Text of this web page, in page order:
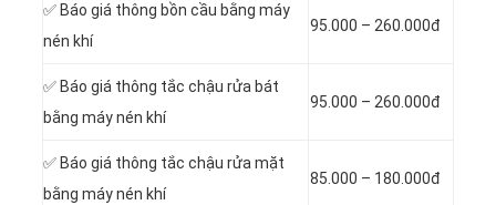
✅ Báo giá thông bồn cầu bằng máy
nén khí
95.000 – 260.000đ
✅ Báo giá thông tắc chậu rửa bát
bằng máy nén khí
95.000 – 260.000đ
✅ Báo giá thông tắc chậu rửa mặt
bằng máy nén khí
85.000 – 180.000đ